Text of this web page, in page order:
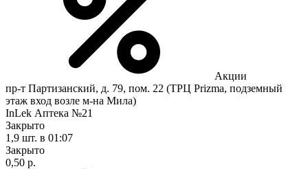
Акции
пр-т Партизанский, д. 79, пом. 22 (ТРЦ Prizma, подземный
этаж вход возле м-на Мила)
InLek Аптека №21
Закрыто
1,9 шт. в 01:07
Закрыто
0,50 р.